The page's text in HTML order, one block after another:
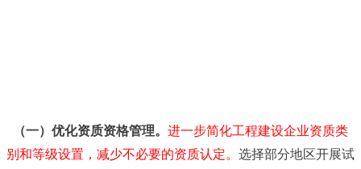
（一）优化资质资格管理。 进一步简化工程建设企业资质类
别和等级设置，减少不必要的资质认定。 选择部分地区开展试